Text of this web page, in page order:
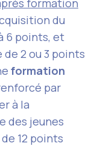
formation
du
6 points, et
2 ou 3 points
formation
par
à la
des jeunes
12 points